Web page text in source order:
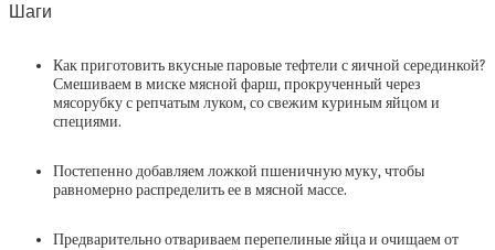
Шаги
Как приготовить вкусные паровые тефтели с яичной серединкой?
Смешиваем в миске мясной фарш, прокрученный через
мясорубку с репчатым луком, со свежим куриным яйцом и
специями.
Постепенно добавляем ложкой пшеничную муку, чтобы
равномерно распределить ее в мясной массе.
Предварительно отвариваем перепелиные яйца и очищаем от